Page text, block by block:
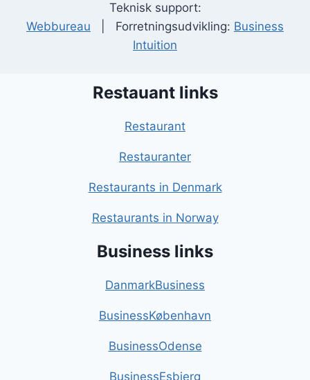
Teknisk support:
Webbureau | Forretningsudvikling: Business
Intuition
Restauant links
Restaurant
Restauranter
Restaurants in Denmark
Restaurants in Norway
Business links
DanmarkBusiness
BusinessKøbenhavn
BusinessOdense
BusinessEsbjerg